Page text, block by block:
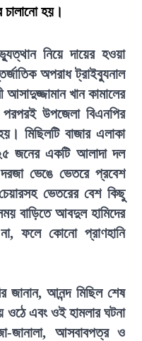
চালানো হয়।
নিয়ে দায়ের হওয়া
অপরাধ ট্রাইব্যুনাল
আসাদুজ্জামান খান কামালের
উপজেলা বিএনপির
মিছিলটি বাজার এলাকা
জনের একটি আলাদা দল
দরজা ভেঙে ভেতরে প্রবেশ
ভেতরের বেশ কিছু
বাড়িতে আবদুল হামিদের
ফলে কোনো প্রাণহানি
জানান, আনন্দ মিছিল শেষ
এবং ওই হামলার ঘটনা
জানালা, আসবাবপত্র ও